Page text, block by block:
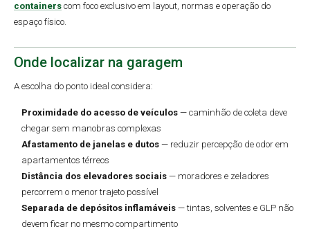
containers com foco exclusivo em layout, normas e operação do
espaço físico.
Onde localizar na garagem
A escolha do ponto ideal considera:
Proximidade do acesso de veículos — caminhão de coleta deve
chegar sem manobras complexas
Afastamento de janelas e dutos — reduzir percepção de odor em
apartamentos térreos
Distância dos elevadores sociais — moradores e zeladores
percorrem o menor trajeto possível
Separada de depósitos inflamáveis — tintas, solventes e GLP não
devem ficar no mesmo compartimento